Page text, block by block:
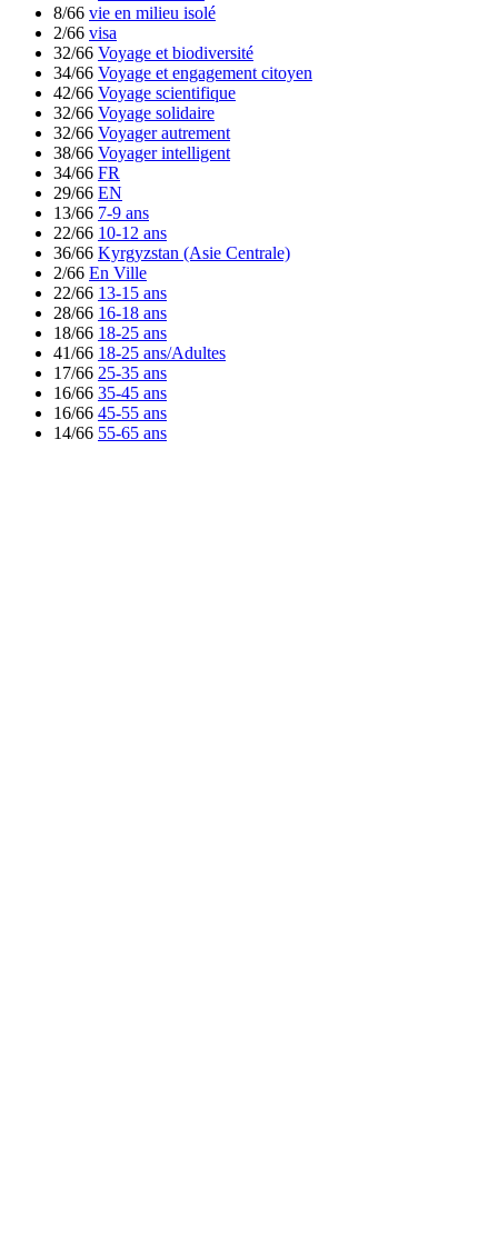
8/66 vie en milieu isolé
2/66 visa
32/66 Voyage et biodiversité
34/66 Voyage et engagement citoyen
42/66 Voyage scientifique
32/66 Voyage solidaire
32/66 Voyager autrement
38/66 Voyager intelligent
34/66 FR
29/66 EN
13/66 7-9 ans
22/66 10-12 ans
36/66 Kyrgyzstan (Asie Centrale)
2/66 En Ville
22/66 13-15 ans
28/66 16-18 ans
18/66 18-25 ans
41/66 18-25 ans/Adultes
17/66 25-35 ans
16/66 35-45 ans
16/66 45-55 ans
14/66 55-65 ans